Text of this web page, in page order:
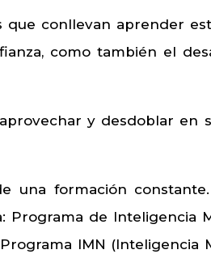
que conllevan aprender
como también el
y desdoblar en
una formación
Programa de Inteligencia
IMN (Inteligencia